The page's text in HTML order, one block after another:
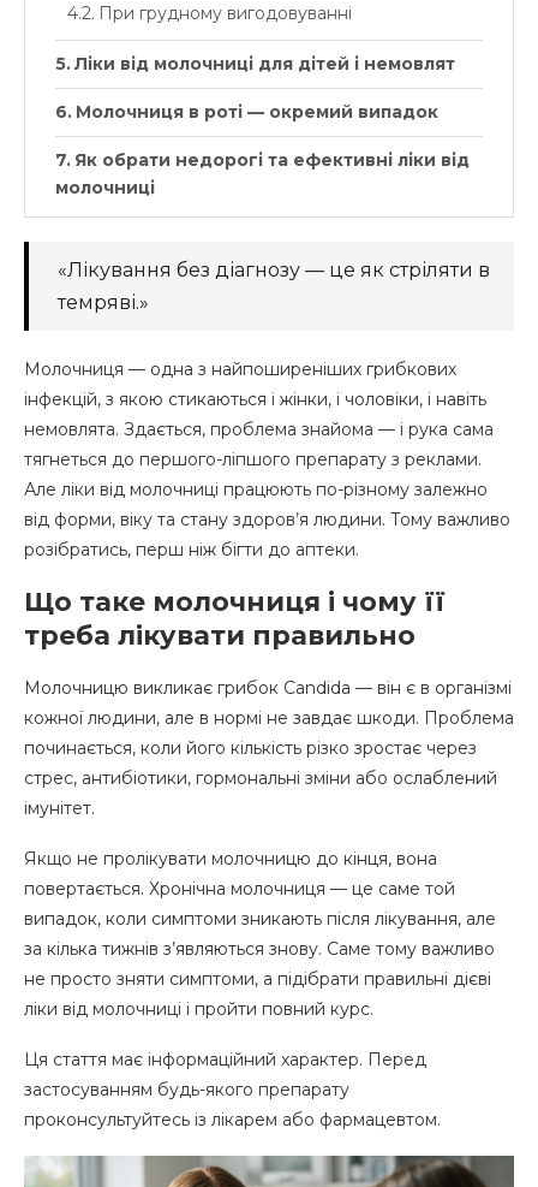
При грудному вигодовуванні
Ліки від молочниці для дітей і немовлят
Молочниця в роті — окремий випадок
Як обрати недорогі та ефективні ліки від
молочниці
«Лікування без діагнозу — це як стріляти в
темряві.»
Молочниця — одна з найпоширеніших грибкових
інфекцій, з якою стикаються і жінки, і чоловіки, і навіть
немовлята. Здається, проблема знайома — і рука сама
тягнеться до першого-ліпшого препарату з реклами.
Але ліки від молочниці працюють по-різному залежно
від форми, віку та стану здоров’я людини. Тому важливо
розібратись, перш ніж бігти до аптеки.
Що таке молочниця і чому її
треба лікувати правильно
Молочницю викликає грибок Candida — він є в організмі
кожної людини, але в нормі не завдає шкоди. Проблема
починається, коли його кількість різко зростає через
стрес, антибіотики, гормональні зміни або ослаблений
імунітет.
Якщо не пролікувати молочницю до кінця, вона
повертається. Хронічна молочниця — це саме той
випадок, коли симптоми зникають після лікування, але
за кілька тижнів з’являються знову. Саме тому важливо
не просто зняти симптоми, а підібрати правильні дієві
ліки від молочниці і пройти повний курс.
Ця стаття має інформаційний характер. Перед
застосуванням будь-якого препарату
проконсультуйтесь із лікарем або фармацевтом.